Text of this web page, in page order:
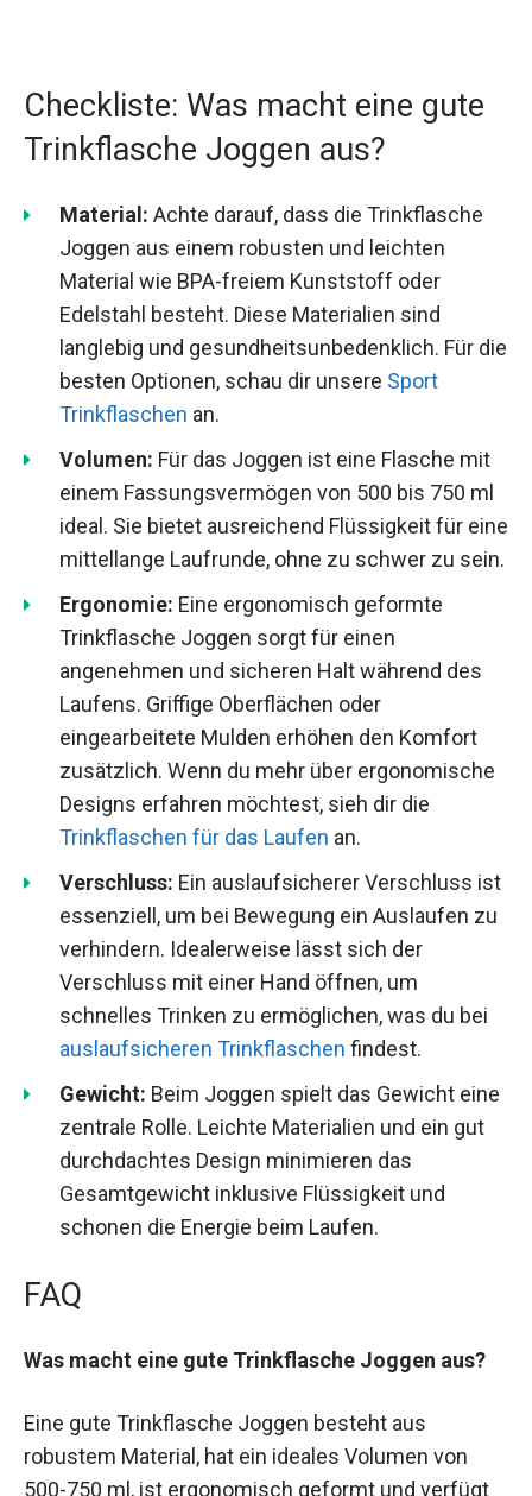
Checkliste: Was macht eine gute
Trinkflasche Joggen aus?
Material: Achte darauf, dass die Trinkflasche
Joggen aus einem robusten und leichten
Material wie BPA-freiem Kunststoff oder
Edelstahl besteht. Diese Materialien sind
langlebig und gesundheitsunbedenklich. Für die
besten Optionen, schau dir unsere Sport
Trinkflaschen an.
Volumen: Für das Joggen ist eine Flasche mit
einem Fassungsvermögen von 500 bis 750 ml
ideal. Sie bietet ausreichend Flüssigkeit für eine
mittellange Laufrunde, ohne zu schwer zu sein.
Ergonomie: Eine ergonomisch geformte
Trinkflasche Joggen sorgt für einen
angenehmen und sicheren Halt während des
Laufens. Griffige Oberflächen oder
eingearbeitete Mulden erhöhen den Komfort
zusätzlich. Wenn du mehr über ergonomische
Designs erfahren möchtest, sieh dir die
Trinkflaschen für das Laufen an.
Verschluss: Ein auslaufsicherer Verschluss ist
essenziell, um bei Bewegung ein Auslaufen zu
verhindern. Idealerweise lässt sich der
Verschluss mit einer Hand öffnen, um
schnelles Trinken zu ermöglichen, was du bei
auslaufsicheren Trinkflaschen findest.
Gewicht: Beim Joggen spielt das Gewicht eine
zentrale Rolle. Leichte Materialien und ein gut
durchdachtes Design minimieren das
Gesamtgewicht inklusive Flüssigkeit und
schonen die Energie beim Laufen.
FAQ
Was macht eine gute Trinkflasche Joggen aus?
Eine gute Trinkflasche Joggen besteht aus
robustem Material, hat ein ideales Volumen von
500-750 ml, ist ergonomisch geformt und verfügt